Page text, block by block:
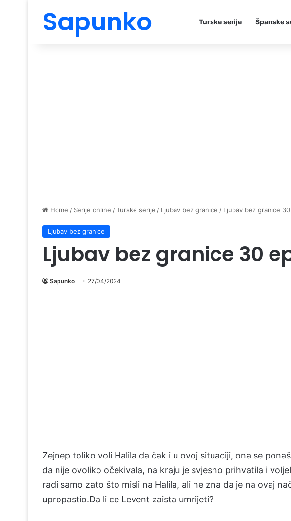
Sapunko Turske serije Španske
Home / Serije online /Turske serije / Ljubav bez granice / Ljubav bez granice
Ljubav bez granice
Ljubav bez granice 30
Sapunko 27/04/2024
Zejnep toliko voli Halila da čak i u ovoj situaciji, ona se
da nije ovoliko očekivala, na kraju je svjesno prihvatila i
radi samo zato što misli na Halila, ali ne zna da je na ovaj
upropastio.Da li ce Levent zaista umrijeti?